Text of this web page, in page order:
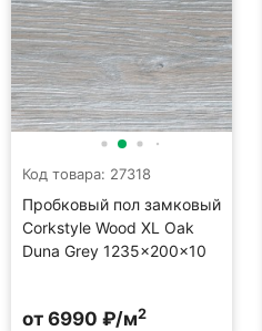
Код товара: 27318
Пробковый пол замковый
Corkstyle Wood XL Oak
Duna Grey 1235×200×10
от 6990 ₽/м2